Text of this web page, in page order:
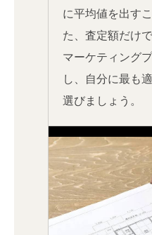
に平均値を出す
た、査定額だけ
マーケティング
し、自分に最も
選びましょう。